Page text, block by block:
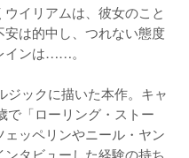
イリアムは、彼女のこと
は的中し、つれない態度
インは……。
ックに描いた本作。キャ
で「ローリング・ストー
ッペリンやニール・ヤン
タビューした経験の持ち